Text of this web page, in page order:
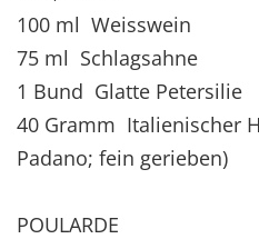
100 ml Weisswein
75 ml Schlagsahne
1 Bund Glatte Petersilie
40 Gramm Italienischer
Padano; fein gerieben)
POULARDE